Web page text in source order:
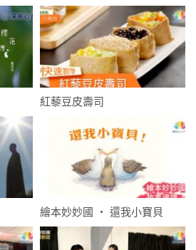
紅藜豆皮壽司
繪本妙妙國 ‧ 還我小寶貝